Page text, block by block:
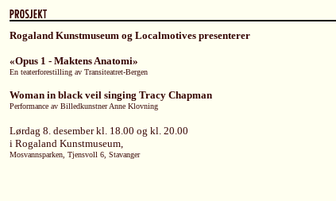
Rogaland Kunstmuseum og Localmotives presenterer
«Opus 1 - Maktens Anatomi»
En teaterforestilling av Transiteatret-Bergen
Woman in black veil singing Tracy Chapman
Performance av Billedkunstner Anne Klovning
Lørdag 8. desember kl. 18.00 og kl. 20.00
i Rogaland Kunstmuseum,
Mosvannsparken, Tjensvoll 6, Stavanger